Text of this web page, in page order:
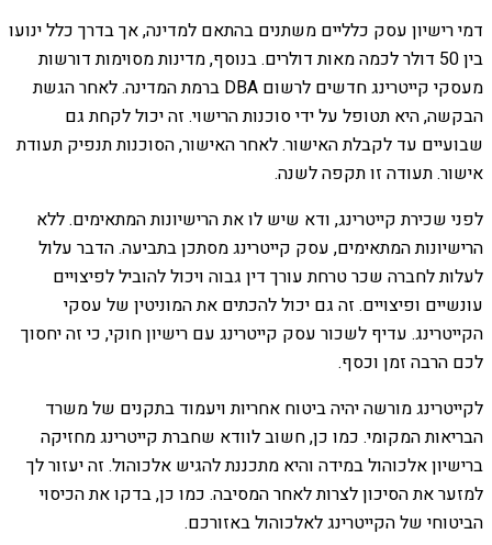
דמי רישיון עסק כלליים משתנים בהתאם למדינה, אך בדרך כלל ינועו
בין 50 דולר לכמה מאות דולרים. בנוסף, מדינות מסוימות דורשות
מעסקי קייטרינג חדשים לרשום DBA ברמת המדינה. לאחר הגשת
הבקשה, היא תטופל על ידי סוכנות הרישוי. זה יכול לקחת גם
שבועיים עד לקבלת האישור. לאחר האישור, הסוכנות תנפיק תעודת
אישור. תעודה זו תקפה לשנה.
לפני שכירת קייטרינג, ודא שיש לו את הרישיונות המתאימים. ללא
הרישיונות המתאימים, עסק קייטרינג מסתכן בתביעה. הדבר עלול
לעלות לחברה שכר טרחת עורך דין גבוה ויכול להוביל לפיצויים
עונשיים ופיצויים. זה גם יכול להכתים את המוניטין של עסקי
הקייטרינג. עדיף לשכור עסק קייטרינג עם רישיון חוקי, כי זה יחסוך
לכם הרבה זמן וכסף.
לקייטרינג מורשה יהיה ביטוח אחריות ויעמוד בתקנים של משרד
הבריאות המקומי. כמו כן, חשוב לוודא שחברת קייטרינג מחזיקה
ברישיון אלכוהול במידה והיא מתכננת להגיש אלכוהול. זה יעזור לך
למזער את הסיכון לצרות לאחר המסיבה. כמו כן, בדקו את הכיסוי
הביטוחי של הקייטרינג לאלכוהול באזורכם.